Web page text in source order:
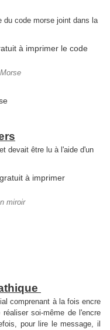
du code morse joint dans la
devait être lu à l'aide d'un
miroir
comprenant à la fois encre
soi-même de l'encre
pour lire le message, il